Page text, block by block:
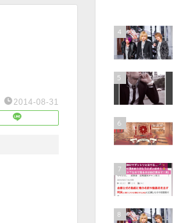
2014-08-31
4
5
6
7
8